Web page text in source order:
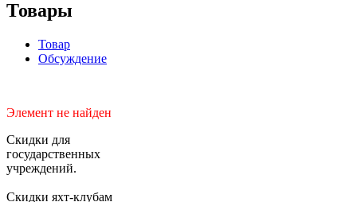
Товары
Товар
Обсуждение
Элемент не найден
Скидки для
государственных
учреждений.
Скидки яхт-клубам